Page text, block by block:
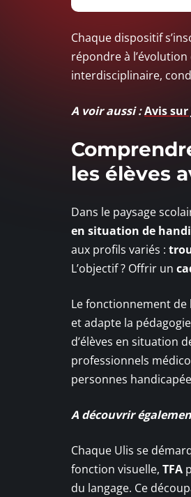
Chaque dispositif
répondre à
interdisciplinaire,
A voir aussi :Avis
les élèves
Dans le paysage
en situation de
aux profils variés :
L’objectif ? Offrir un
Le fonctionnement de
et adapte la
d’élèves en situation
professionnels
personnes
A découvrir
Chaque Ulis se
fonction visuelle, TFA
du langage. Ce